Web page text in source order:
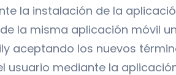
la instalación de la
la misma aplicación móvil
aceptando los nuevos
usuario mediante la